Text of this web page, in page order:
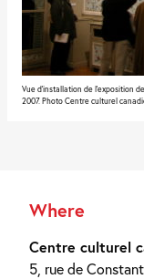
Vue d'installation de l'exposition
2007. Photo Centre culturel
Where
Centre culturel
5, rue de